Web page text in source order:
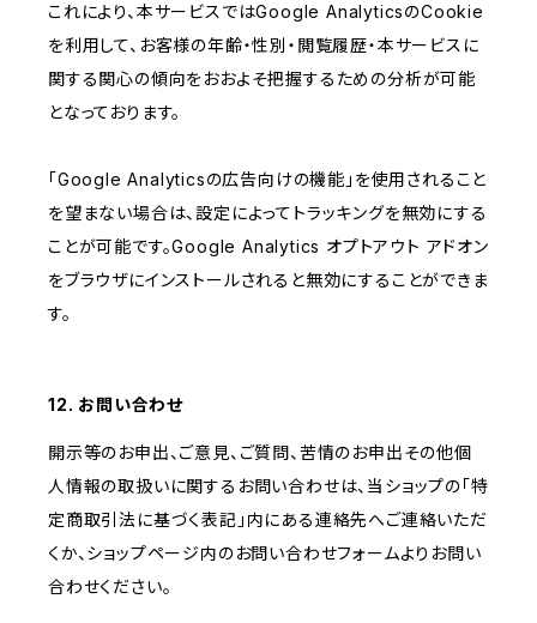
これにより、本サービスではGoogle AnalyticsのCookie
を利用して、お客様の年齢・性別・閲覧履歴・本サービスに
関する関心の傾向をおおよそ把握するための分析が可能
となっております。
「Google Analyticsの広告向けの機能」を使用されること
を望まない場合は、設定によってトラッキングを無効にする
ことが可能です。Google Analytics オプトアウト アドオン
をブラウザにインストールされると無効にすることができま
す。
12. お問い合わせ
開示等のお申出、ご意見、ご質問、苦情のお申出その他個
人情報の取扱いに関するお問い合わせは、当ショップの「特
定商取引法に基づく表記」内にある連絡先へご連絡いただ
くか、ショップページ内のお問い合わせフォームよりお問い
合わせください。